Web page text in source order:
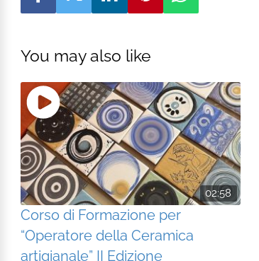
You may also like
02:58
Corso di Formazione per
“Operatore della Ceramica
artigianale” II Edizione